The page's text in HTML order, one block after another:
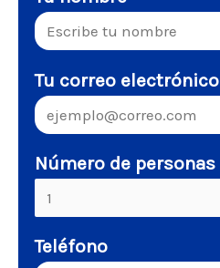
Tu correo electrónico
Número de personas
Teléfono